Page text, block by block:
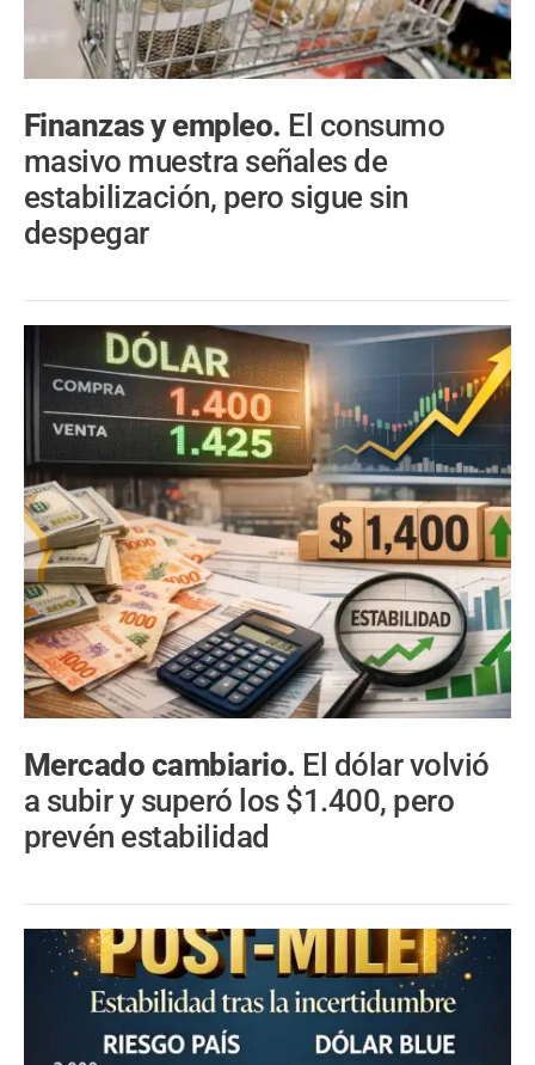
Finanzas y empleo. El consumo
masivo muestra señales de
estabilización, pero sigue sin
despegar
Mercado cambiario. El dólar volvió
a subir y superó los $1.400, pero
prevén estabilidad